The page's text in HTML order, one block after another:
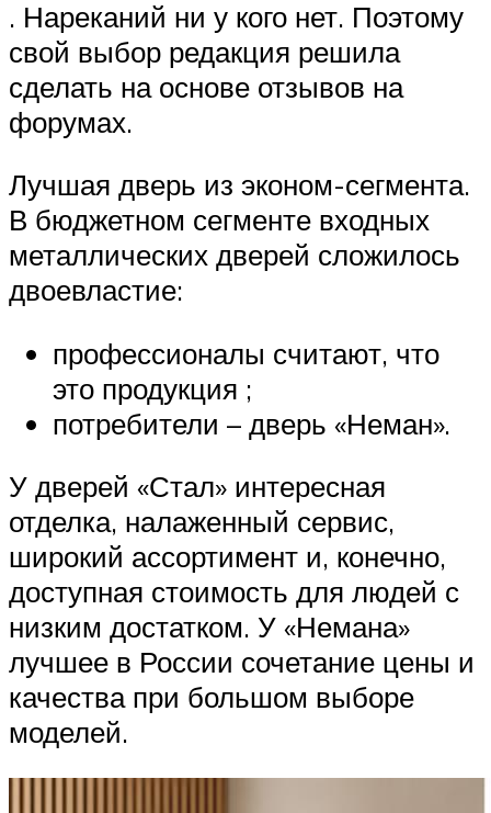
. Нареканий ни у кого нет. Поэтому
свой выбор редакция решила
сделать на основе отзывов на
форумах.
Лучшая дверь из эконом-сегмента.
В бюджетном сегменте входных
металлических дверей сложилось
двоевластие:
профессионалы считают, что
это продукция ;
потребители – дверь «Неман».
У дверей «Стал» интересная
отделка, налаженный сервис,
широкий ассортимент и, конечно,
доступная стоимость для людей с
низким достатком. У «Немана»
лучшее в России сочетание цены и
качества при большом выборе
моделей.